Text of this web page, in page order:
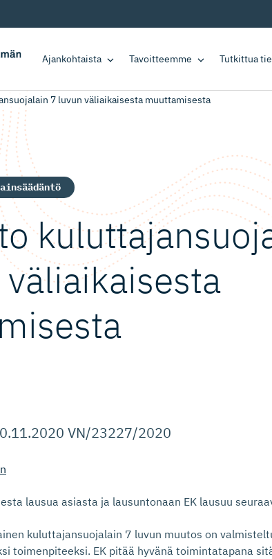
Ajankohtaista Tavoitteemme Tutkittua
7 luvun väliaikaisesta muuttamisesta
VN/23227/2020
lausua asiasta ja lausuntonaan EK lausuu
kuluttajansuojalain 7 luvun muutos on
toimenpiteeksi. EK pitää hyvänä toimintatapana